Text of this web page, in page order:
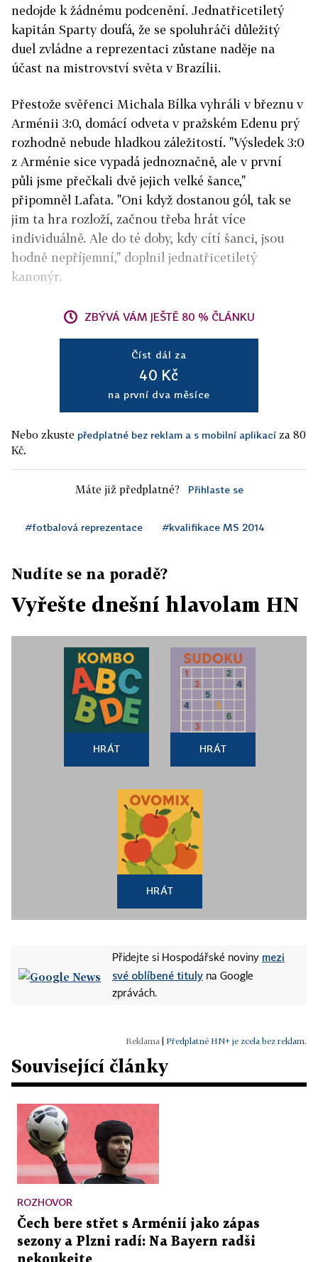
nedojde k žádnému podcenění. Jednatřicetiletý
kapitán Sparty doufá, že se spoluhráči důležitý
duel zvládne a reprezentaci zůstane naděje na
účast na mistrovství světa v Brazílii.
Přestože svěřenci Michala Bílka vyhráli v březnu v
Arménii 3:0, domácí odveta v pražském Edenu prý
rozhodně nebude hladkou záležitostí. "Výsledek 3:0
z Arménie sice vypadá jednoznačně, ale v první
půli jsme přečkali dvě jejich velké šance,"
připomněl Lafata. "Oni když dostanou gól, tak se
jim ta hra rozloží, začnou třeba hrát více
individuálně. Ale do té doby, kdy cítí šanci, jsou
hodně nepříjemní," doplnil jednatřicetiletý
kanonýr.
ZBÝVÁ VÁM JEŠTĚ 80 % ČLÁNKU
Číst dál za
40 Kč
na první dva měsíce
Nebo zkuste předplatné bez reklam a s mobilní aplikací za 80
Kč.
Máte již předplatné? Přihlaste se
#fotbalová reprezentace #kvalifikace MS 2014
Nudíte se na poradě?
Vyřešte dnešní hlavolam HN
HRÁT HRÁT
HRÁT
Přidejte si Hospodářské noviny mezi
své oblíbené tituly na Google
zprávách.
Předplatné HN+ je zcela bez reklam.
Související články
ROZHOVOR
Čech bere střet s Arménií jako zápas
sezony a Plzni radí: Na Bayern radši
nekoukejte